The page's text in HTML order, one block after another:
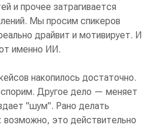
и прочее затрагивается
Мы просим спикеров
драйвит и мотивирует. И
именно ИИ.
накопилось достаточно.
Другое дело — меняет
"шум". Рано делать
это действительно